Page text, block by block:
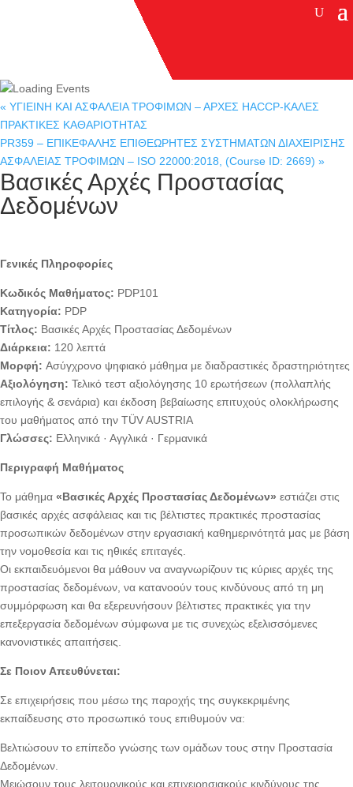
« ΥΓΙΕΙΝΗ ΚΑΙ ΑΣΦΑΛΕΙΑ ΤΡΟΦΙΜΩΝ – ΑΡΧΕΣ HACCP-ΚΑΛΕΣ
ΠΡΑΚΤΙΚΕΣ ΚΑΘΑΡΙΟΤΗΤΑΣ
PR359 – ΕΠΙΚΕΦΑΛΗΣ ΕΠΙΘΕΩΡΗΤΕΣ ΣΥΣΤΗΜΑΤΩΝ ΔΙΑΧΕΙΡΙΣΗΣ
ΑΣΦΑΛΕΙΑΣ ΤΡΟΦΙΜΩΝ – ISO 22000:2018, (Course ID: 2669) »
Βασικές Αρχές Προστασίας
Δεδομένων
Γενικές Πληροφορίες
Κωδικός Μαθήματος: PDP101
Κατηγορία: PDP
Τίτλος: Βασικές Αρχές Προστασίας Δεδομένων
Διάρκεια: 120 λεπτά
Μορφή: Aσύγχρονο ψηφιακό μάθημα με διαδραστικές δραστηριότητες
Αξιολόγηση: Τελικό τεστ αξιολόγησης 10 ερωτήσεων (πολλαπλής
επιλογής & σενάρια) και έκδοση βεβαίωσης επιτυχούς ολοκλήρωσης
του μαθήματος από την TÜV AUSTRIA
Γλώσσες: Ελληνικά · Αγγλικά · Γερμανικά
Περιγραφή Μαθήματος
Το μάθημα «Βασικές Αρχές Προστασίας Δεδομένων» εστιάζει στις
βασικές αρχές ασφάλειας και τις βέλτιστες πρακτικές προστασίας
προσωπικών δεδομένων στην εργασιακή καθημερινότητά μας με βάση
την νομοθεσία και τις ηθικές επιταγές.
Οι εκπαιδευόμενοι θα μάθουν να αναγνωρίζουν τις κύριες αρχές της
προστασίας δεδομένων, να κατανοούν τους κινδύνους από τη μη
συμμόρφωση και θα εξερευνήσουν βέλτιστες πρακτικές για την
επεξεργασία δεδομένων σύμφωνα με τις συνεχώς εξελισσόμενες
κανονιστικές απαιτήσεις.
Σε Ποιον Απευθύνεται:
Σε επιχειρήσεις που μέσω της παροχής της συγκεκριμένης
εκπαίδευσης στο προσωπικό τους επιθυμούν να:
Βελτιώσουν το επίπεδο γνώσης των ομάδων τους στην Προστασία
Δεδομένων.
Μειώσουν τους λειτουργικούς και επιχειρησιακούς κινδύνους της